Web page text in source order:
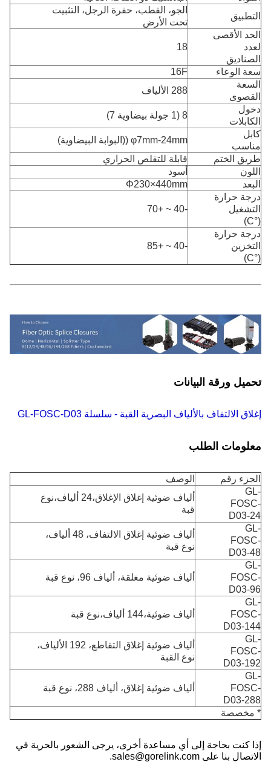
التطبيق
الجو، القطب، حفرة الرجل، التثبيت
تحت الأرض
الحد الأقصى
لعدد
الصناديق
18
سعة الوعاء
16F
السعة
القصوى
288 الألياف
دخول
الكابلات
8 (1 جولة بيضاوية 7)
كابل
مناسب
φ7mm-24mm ((البوابة البيضاوية)
طريق الختم
قابلة للتقلص الحراري
اللون
أسود
البعد
Φ230×440mm
درجة حرارة
التشغيل
(°C)
درجة حرارة
التخزين
(°C)
تحميل ورقة البيانات
إغلاق الالتفاف بالألياف البصرية القبة - سلسلة GL-FOSC-D03
معلومات الطلب
الجزء رقم
الوصف
GL-
FOSC-
D03-24
ألياف ضوئية إغلاق الإغلاق،24 ألياف،نوع
قبة
GL-
FOSC-
D03-48
ألياف ضوئية إغلاق الالتفاف، 48 ألياف،
نوع قبة
GL-
FOSC-
D03-96
ألياف ضوئية مغلقة، ألياف 96، نوع قبة
GL-
FOSC-
D03-144
ألياف ضوئية،144 ألياف،نوع قبة
GL-
FOSC-
D03-192
ألياف ضوئية إغلاق التقاطع، 192 الألياف،
نوع القبة
GL-
FOSC-
D03-288
ألياف ضوئية إغلاق، ألياف 288، نوع قبة
* مخصصة
إذا كنت بحاجة إلى أي مساعدة أخرى، يرجى الشعور بالحرية في
الاتصال بنا على sales@gorelink.com.